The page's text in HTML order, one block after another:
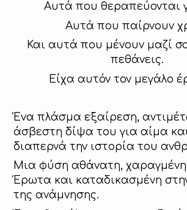
Αυτά που θεραπεύονται
Αυτά που παίρνουν
Και αυτά που μένουν μαζί
πεθάνεις.
Είχα αυτόν τον μεγάλο
Ένα πλάσμα εξαίρεση,
άσβεστη δίψα του για αίμα
διαπερνά την ιστορία του
Μια φύση αθάνατη,
Έρωτα και καταδικασμένη
της ανάμνησης.